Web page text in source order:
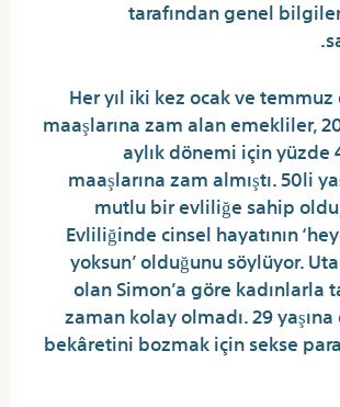
tarafından genel
Her yıl iki kez ocak ve
maaşlarına zam alan emekliler,
aylık dönemi için yüzde
maaşlarına zam almıştı. 50li
mutlu bir evliliğe sahip
Evliliğinde cinsel hayatının
yoksun’ olduğunu söylüyor.
olan Simon’a göre kadınlarla
zaman kolay olmadı. 29
bekâretini bozmak için sekse